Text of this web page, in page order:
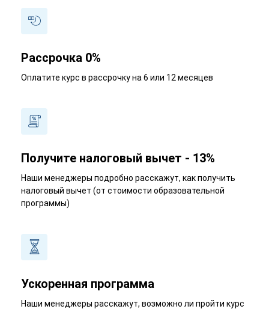
Рассрочка 0%
Оплатите курс в рассрочку на 6 или 12 месяцев
Получите налоговый вычет - 13%
Наши менеджеры подробно расскажут, как получить
налоговый вычет (от стоимости образовательной
программы)
Ускоренная программа
Наши менеджеры расскажут, возможно ли пройти курс